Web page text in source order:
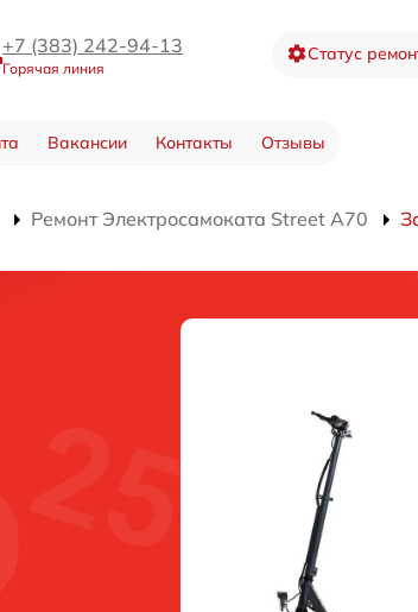
+7 (383) 242-94-13
Горячая линия
Статус
Вакансии Контакты Отзывы
Ремонт Электросамоката Street A70